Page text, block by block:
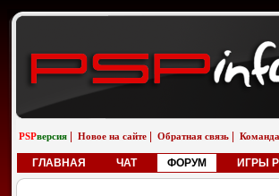
PSPверсия Новое на сайте Обратная связь
ГЛАВНАЯ ЧАТ ФОРУМ ИГРЫ